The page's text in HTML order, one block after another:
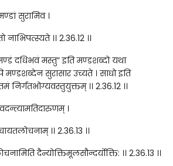
सुरामिव ।
नाभिपत्स्यते ।। 2.36.12 ।।
दधिभवं मस्तु” इति मण्डशब्दो यथा
मण्डशब्देन सुरासार उच्यते । साधो इति
निर्गतभोग्यवस्तुयुक्तम् ।। 2.36.12 ।।
।
।। 2.36.13 ।।
दैन्योक्तिमूलसौन्दर्योक्ति: ।। 2.36.13 ।।